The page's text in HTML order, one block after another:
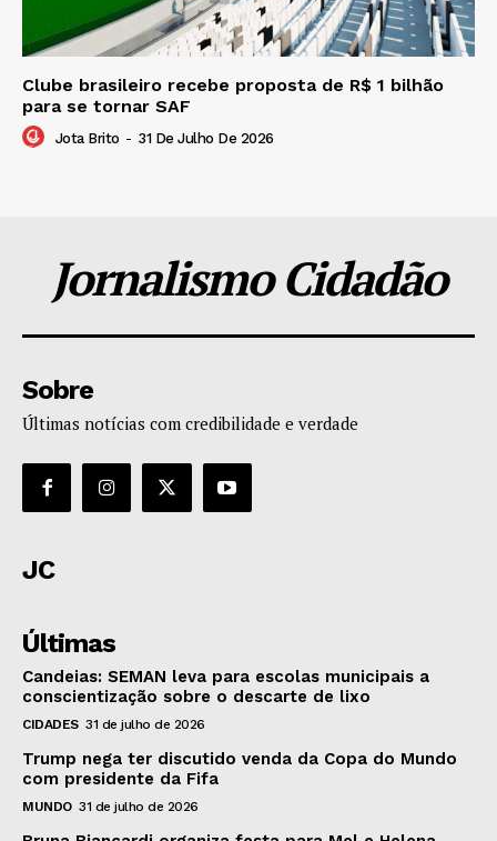
Clube brasileiro recebe proposta de R$ 1 bilhão
para se tornar SAF
Jota Brito - 31 De Julho De 2026
Jornalismo Cidadão
Sobre
Últimas notícias com credibilidade e verdade
JC
Últimas
Candeias: SEMAN leva para escolas municipais a
conscientização sobre o descarte de lixo
CIDADES 31 de julho de 2026
Trump nega ter discutido venda da Copa do Mundo
com presidente da Fifa
MUNDO 31 de julho de 2026